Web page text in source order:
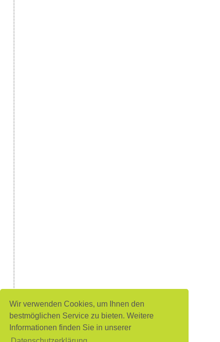
Wir verwenden Cookies, um Ihnen den
bestmöglichen Service zu bieten. Weitere
Informationen finden Sie in unserer